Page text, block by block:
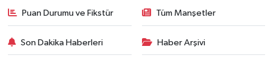
Puan Durumu ve Fikstür Tüm Manşetler
Son Dakika Haberleri Haber Arşivi